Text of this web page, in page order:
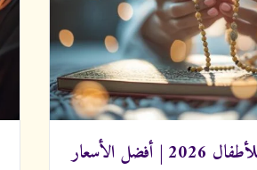
رسوم تحفيظ القرآن للأطفال 2026 | أفضل الأسعار